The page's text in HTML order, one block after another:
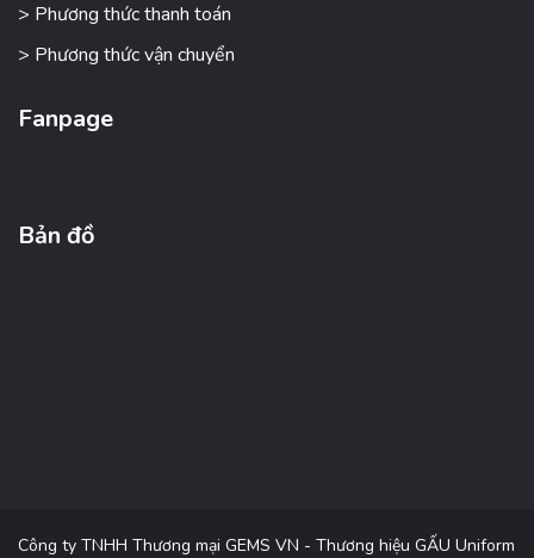
> Phương thức thanh toán
> Phương thức vận chuyển
Fanpage
Bản đồ
Công ty TNHH Thương mại GEMS VN - Thương hiệu GẤU Uniform